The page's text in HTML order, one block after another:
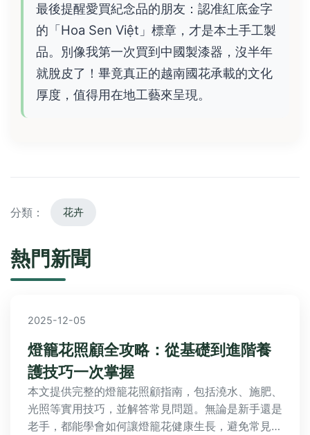
最後提醒愛買紀念品的朋友：認准紅底金字
的「Hoa Sen Việt」標章，才是本土手工製
品。別像我第一次買到中國製漆器，沒半年
就脫皮了！畢竟真正的越南國花承載的文化
厚度，值得用在地工藝來呈現。
分類： 花卉
熱門新聞
2025-12-05
燈籠花照顧全攻略：從基礎到進階養
護技巧一次掌握
本文提供完整的燈籠花照顧指南，包括澆水、施肥、
光照等實用技巧，並解答常見問題。無論是新手還是
老手，都能學會如何讓燈籠花健康生長，避免常見錯